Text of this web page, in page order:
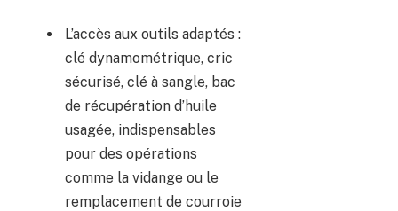
L’accès aux outils adaptés :
clé dynamométrique, cric
sécurisé, clé à sangle, bac
de récupération d’huile
usagée, indispensables
pour des opérations
comme la vidange ou le
remplacement de courroie